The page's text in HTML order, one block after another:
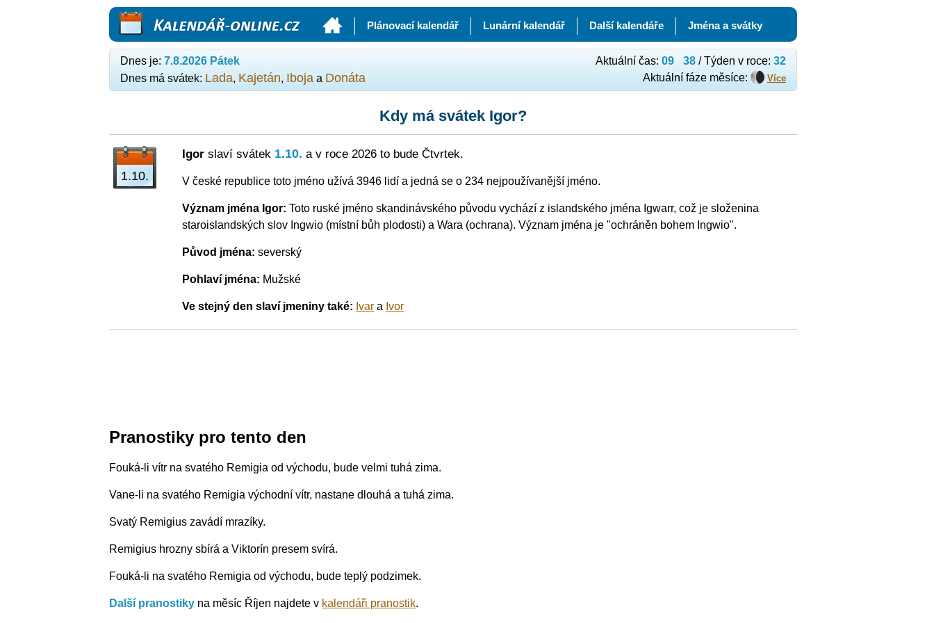
Kalendář-online.cz Plánovací kalendář Lunární kalendář Další kalendáře Jména a svátky
Dnes je: 7.8.2026 Pátek Aktuální čas: 09 38 / Týden v roce: 32
Dnes má svátek: Lada, Kajetán, Iboja a Donáta Aktuální fáze měsíce: Více
Kdy má svátek Igor?
1.10.
Igor slaví svátek 1.10. a v roce 2026 to bude Čtvrtek.
V české republice toto jméno užívá 3946 lidí a jedná se o 234 nejpoužívanější jméno.
Význam jména Igor: Toto ruské jméno skandinávského původu vychází z islandského jména Igwarr, což je složenina
staroislandských slov Ingwio (místní bůh plodosti) a Wara (ochrana). Význam jména je "ochráněn bohem Ingwio".
Původ jména: severský
Pohlaví jména: Mužské
Ve stejný den slaví jmeniny také: Ivar a Ivor
Pranostiky pro tento den
Fouká-li vítr na svatého Remigia od východu, bude velmi tuhá zima.
Vane-li na svatého Remigia východní vítr, nastane dlouhá a tuhá zima.
Svatý Remigius zavádí mrazíky.
Remigius hrozny sbírá a Viktorín presem svírá.
Fouká-li na svatého Remigia od východu, bude teplý podzimek.
Další pranostiky na měsíc Říjen najdete v kalendáři pranostik.